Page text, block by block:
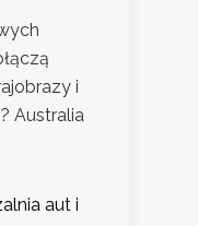
i
Australia
aut i